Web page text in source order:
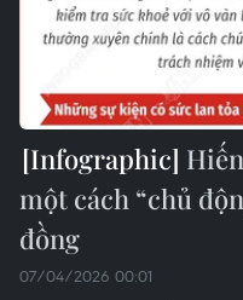
một cách “chủ
đồng
07/04/2026 00:01